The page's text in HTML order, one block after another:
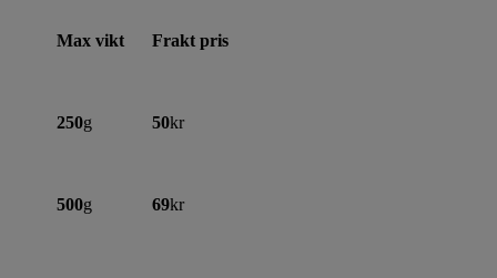
Max vikt Frakt pris
250g 50kr
500g 69kr